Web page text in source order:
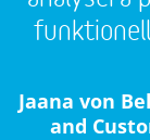
Jaana von
and